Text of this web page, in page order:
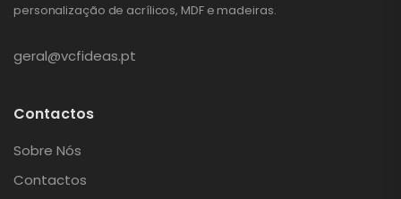
personalização de acrílicos, MDF e madeiras.
geral@vcfideas.pt
Contactos
Sobre Nós
Contactos